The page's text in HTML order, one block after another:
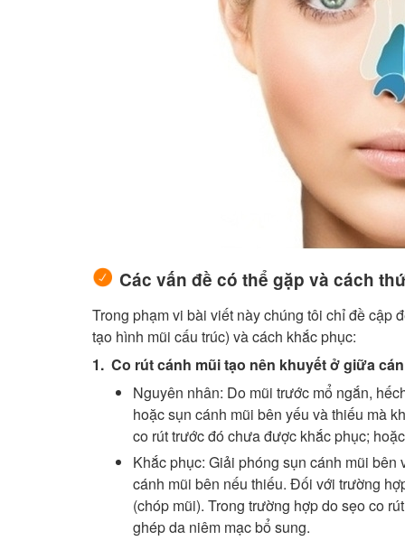
Các vấn đề có thể gặp và cách
Trong phạm vi bài viết này chúng tôi chỉ đề cập
tạo hình mũi cấu trúc) và cách khắc phục:
1. Co rút cánh mũi tạo nên khuyết ở giữa
Nguyên nhân: Do mũi trước mổ ngắn,
hoặc sụn cánh mũi bên yếu và thiếu mà
co rút trước đó chưa được khắc phục;
Khắc phục: Giải phóng sụn cánh mũi
cánh mũi bên nếu thiếu. Đối với trường
(chóp mũi). Trong trường hợp do sẹo co
ghép da niêm mạc bổ sung.